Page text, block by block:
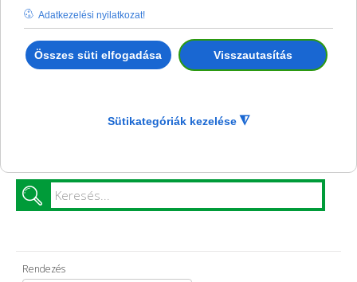
Adatkezelési nyilatkozat!
Összes süti elfogadása Visszautasítás
Sütikategóriák kezelése ◮
Ön itt van:Kezdőlap
Termék katalógus
Platós mérleg rámpával
Rendezés